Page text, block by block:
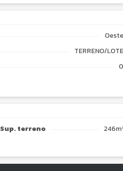
Oeste
TERRENO/LOTE
0
Sup. terreno 246m²